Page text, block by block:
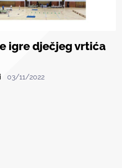
igre dječjeg vrtića
03/11/2022